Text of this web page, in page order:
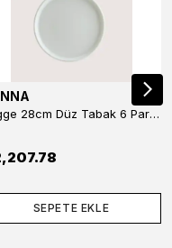
Hygge 28cm Düz Tabak 6 Parça
SEPETE EKLE